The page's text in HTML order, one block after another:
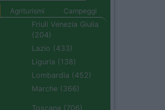
Agriturismi
Campeggi
Friuli Venezia Giulia
(204)
Lazio (433)
Liguria (138)
Lombardia (452)
Marche (366)
Toscana (706)